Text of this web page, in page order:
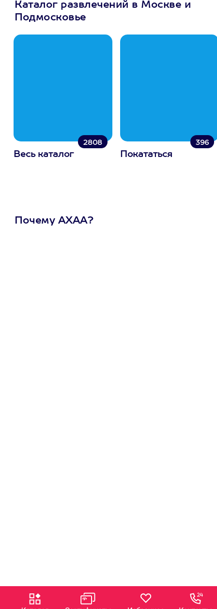
Каталог развлечений в Москве и
Подмосковье
2808
Весь каталог
396
Покататься
Почему АХАА?